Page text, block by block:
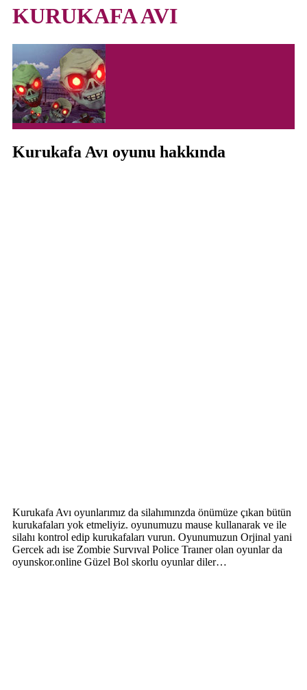
KURUKAFA AVI
Kurukafa Avı oyunu hakkında
Kurukafa Avı oyunlarımız da silahımınzda önümüze çıkan bütün
kurukafaları yok etmeliyiz. oyunumuzu mause kullanarak ve ile
silahı kontrol edip kurukafaları vurun. Oyunumuzun Orjinal yani
Gercek adı ise Zombie Survıval Police Traıner olan oyunlar da
oyunskor.online Güzel Bol skorlu oyunlar diler…